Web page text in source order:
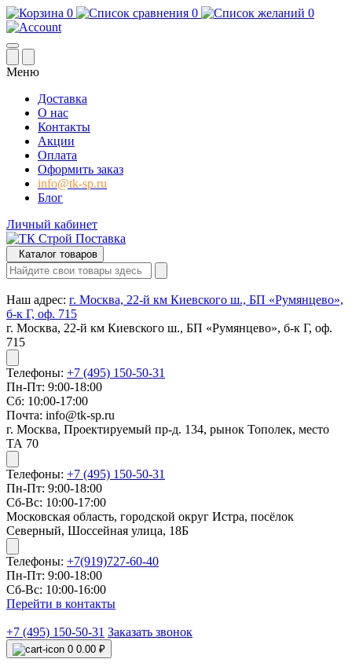
0 0 0
Меню
Доставка
О нас
Контакты
Акции
Оплата
Оформить заказ
info@tk-sp.ru
Блог
Личный кабинет
Каталог товаров
Наш адрес: г. Москва, 22-й км Киевского ш., БП «Румянцево»,
б-к Г, оф. 715
г. Москва, 22-й км Киевского ш., БП «Румянцево», б-к Г, оф.
715
Телефоны: +7 (495) 150-50-31
Пн-Пт: 9:00-18:00
Сб: 10:00-17:00
Почта: info@tk-sp.ru
г. Москва, Проектируемый пр-д. 134, рынок Тополек, место
ТА 70
Телефоны: +7 (495) 150-50-31
Пн-Пт: 9:00-18:00
Сб-Вс: 10:00-17:00
Московская область, городской округ Истра, посёлок
Северный, Шоссейная улица, 18Б
Телефоны: +7(919)727-60-40
Пн-Пт: 9:00-18:00
Сб-Вс: 10:00-16:00
Перейти в контакты
+7 (495) 150-50-31 Заказать звонок
0 0.00 ₽